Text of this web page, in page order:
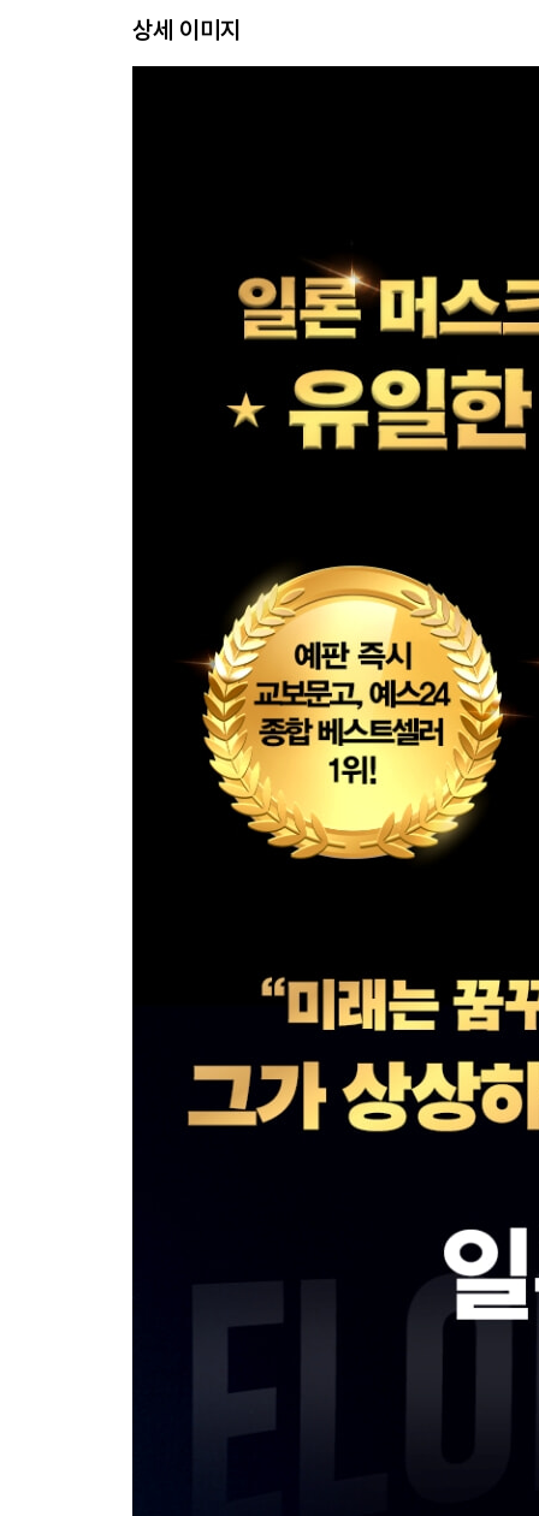
13장. 쿠데타 (페이팔, 2000년 9월)
14장. 화성 탐사 계획 (스페이스X, 2001년)
21장. 로드스터의 탄생 (테슬라, 2004-2006년)
22장. 콰절레인 (스페이스X, 2005-2006년)
23장. 발사 실패 (콰즈, 2006-2007년)
24장. 스와트 팀 (테슬라, 2006-2008년)
25장. 테슬라를 장악하다 (테슬라, 2007-2008년)
30장. 네 번째 발사 (콰즈, 2008년 8-9월)
31장. 테슬라의 위기 (2008년 12월)
32장. 모델 S (테슬라, 2009년)
33장. 우주의 민영화 (스페이스X, 2009-2010년)
34장. 팰컨 9호의 성공 (케이프커내버럴, 2010년)
35장. 재혼 (2010년 9월)
36장. 프리몬트의 공장 (테슬라, 2010-2013년)
37장. 머스크 vs. 베조스 (스페이스X, 2013-2014년)
38장. 팰컨의 착륙 (스페이스X, 2014-2015년)
39장. 두 번째 이혼 (2012-2015년)
44장. 험난한 관계들 (2016-2017년)
45장. 어둠의 시간 (2017년)
46장. 위기의 프리몬트 공장 (테슬라, 2018년)
47장. 불안한 시기 (2018년)
48장. 후유증 (2018년)
52장. 스타링크 (스페이스X, 2015-2018년)
53장. 스타십 (스페이스X, 2018-2019년)
58장. 머스크 vs. 베조스, 2라운드 (스페이스X,
상세 이미지